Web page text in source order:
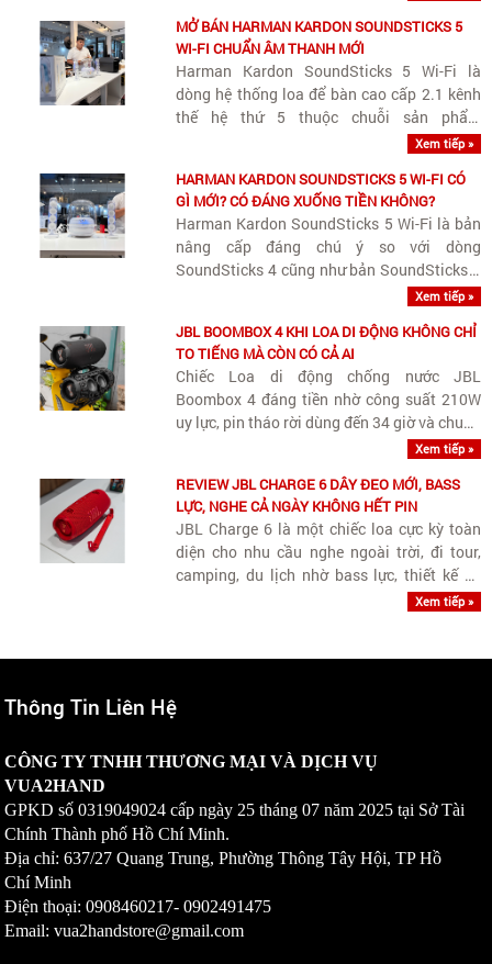
chuẩn Hi-Res cùng nâng cấp quan trọng..
MỞ BÁN HARMAN KARDON SOUNDSTICKS 5
WI-FI CHUẨN ÂM THANH MỚI
Harman Kardon SoundSticks 5 Wi-Fi là
dòng hệ thống loa để bàn cao cấp 2.1 kênh
thế hệ thứ 5 thuộc chuỗi sản phẩm
SoundSticks biểu tượng của thương hiệu
Wi-Fi streaming không dây chất lượng cao
và..
Xem tiếp »
HARMAN KARDON SOUNDSTICKS 5 WI-FI CÓ
GÌ MỚI? CÓ ĐÁNG XUỐNG TIỀN KHÔNG?
Harman Kardon SoundSticks 5 Wi-Fi là bản
nâng cấp đáng chú ý so với dòng
SoundSticks 4 cũng như bản SoundSticks 5
Xem tiếp »
JBL BOOMBOX 4 KHI LOA DI ĐỘNG KHÔNG CHỈ
TO TIẾNG MÀ CÒN CÓ CẢ AI
Chiếc Loa di động chống nước JBL
Boombox 4 đáng tiền nhờ công suất 210W
uy lực, pin tháo rời dùng đến 34 giờ và chuẩn
kháng nước IP68 bền bỉ cho mọi cuộc vui.
Xem tiếp »
REVIEW JBL CHARGE 6 DÂY ĐEO MỚI, BASS
LỰC, NGHE CẢ NGÀY KHÔNG HẾT PIN
JBL Charge 6 là một chiếc loa cực kỳ toàn
diện cho nhu cầu nghe ngoài trời, đi tour,
camping, du lịch nhờ bass lực, thiết kế có
quai đeo tiện lợi và độ bền IP68 chống cày
Xem tiếp »
Thông Tin Liên Hệ
CÔNG TY TNHH THƯƠNG MẠI VÀ DỊCH VỤ
VUA2HAND
GPKD số0319049024 cấp ngày 25 tháng 07 năm 2025 tại Sở Tài
Chính Thành phố Hồ Chí Minh.
Địa chỉ: 637/27 Quang Trung, Phường Thông Tây Hội, TP Hồ
Chí Minh
Điện thoại: 0908460217-0902491475
Email: vua2handstore@gmail.com